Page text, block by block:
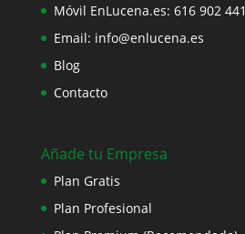
Móvil EnLucena.es: 616 902 441
Email: info@enlucena.es
Blog
Contacto
Añade tu Empresa
Plan Gratis
Plan Profesional